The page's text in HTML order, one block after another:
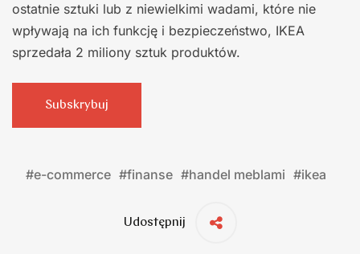
ostatnie sztuki lub z niewielkimi wadami, które nie
wpływają na ich funkcję i bezpieczeństwo, IKEA
sprzedała 2 miliony sztuk produktów.
Subskrybuj
#e-commerce #finanse #handel meblami #ikea
Udostępnij